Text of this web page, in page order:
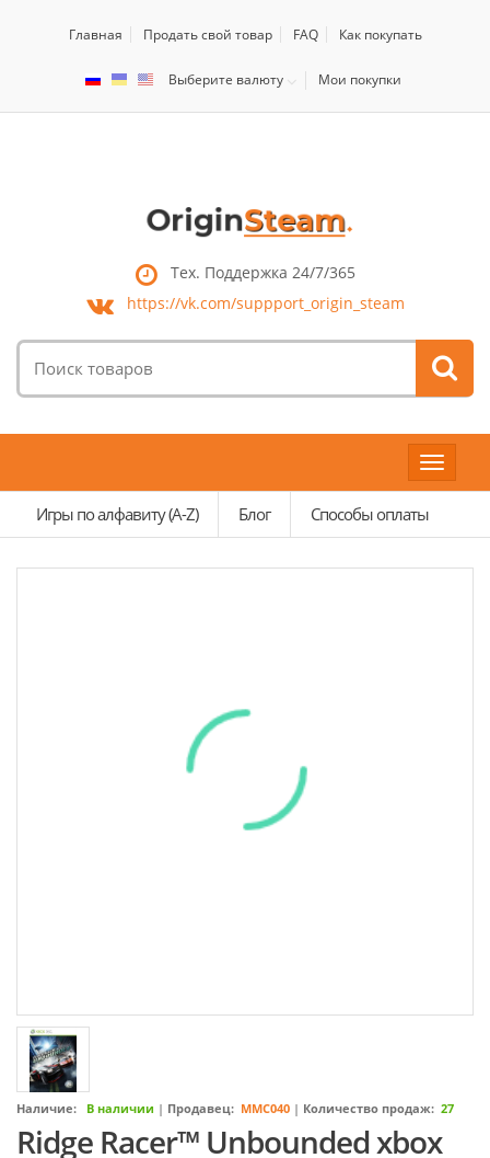
Главная Продать свой товар FAQ Как покупать
Выберите валюту Мои покупки
Тех. Поддержка 24/7/365
https://vk.com/suppport_origin_steam
товаров:
Toggle
Игры по алфавиту (A-Z)
Блог Способы оплаты
Наличие: В наличии | Продавец: MMC040 | Количество продаж: 27
Ridge Racer™ Unbounded xbox